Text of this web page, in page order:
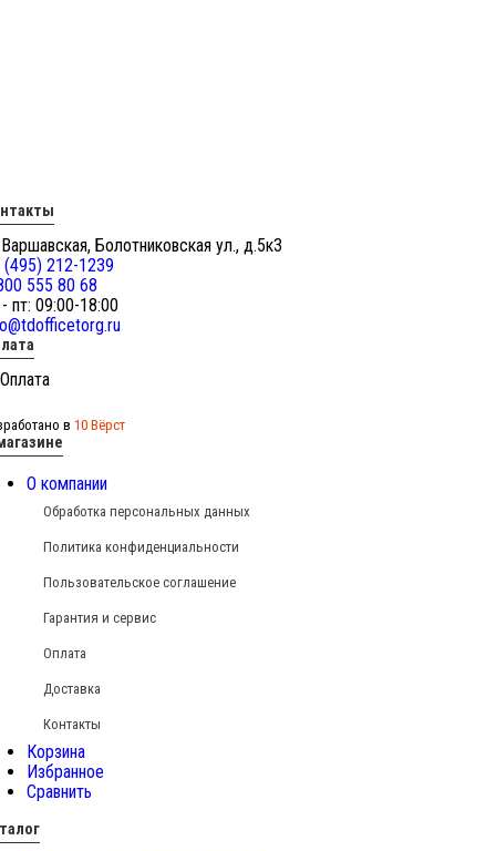
Болотниковская ул., д.5к3
(495) 212-1239
555 80 68
пт: 09:00-18:00
в 10 Вёрст
О компании
Обработка персональных данных
Политика конфиденциальности
Пользовательское соглашение
Гарантия и сервис
Оплата
Доставка
Контакты
Корзина
Избранное
Сравнить